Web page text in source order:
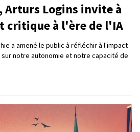
Arturs Logins invite à
à l'ère de l'IA
a amené le public à réfléchir à l'impact
notre autonomie et notre capacité de